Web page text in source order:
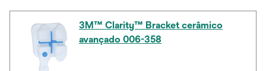
3M™ Clarity™ Bracket cerâmico
avançado 006-358